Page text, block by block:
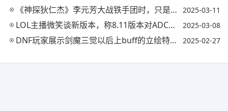
《神探狄仁杰》李元芳大战铁手团时，只是背部受伤，为何会失忆? 2025-03-11
LOL主播微笑谈新版本，称8.11版本对ADC极度不公平，玩不好近战就只能熬着了，你怎么看待? 2025-03-08
DNF玩家展示剑魔三觉以后上buff的立绘特效，网友直言立绘不会活到国服，你怎么看? 2025-02-27